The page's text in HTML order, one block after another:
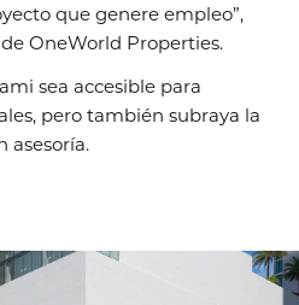
que genere empleo”,
de OneWorld Properties.
sea accesible para
pero también subraya la
asesoría.